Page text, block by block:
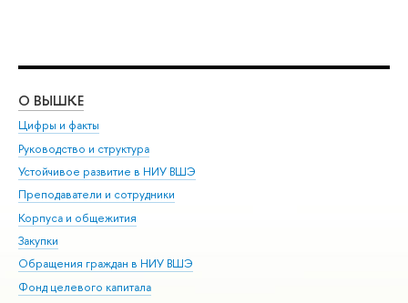
О ВЫШКЕ
Цифры и факты
Руководство и структура
Устойчивое развитие в НИУ ВШЭ
Преподаватели и сотрудники
Корпуса и общежития
Закупки
Обращения граждан в НИУ ВШЭ
Фонд целевого капитала